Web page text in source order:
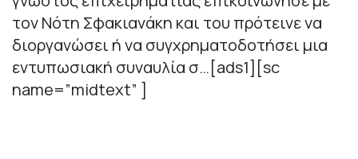
τον Νότη Σφακιανάκη και του πρότεινε να
διοργανώσει ή να συγχρηματοδοτήσει μια
εντυπωσιακή συναυλία σ…[ads1][sc
name=”midtext” ]